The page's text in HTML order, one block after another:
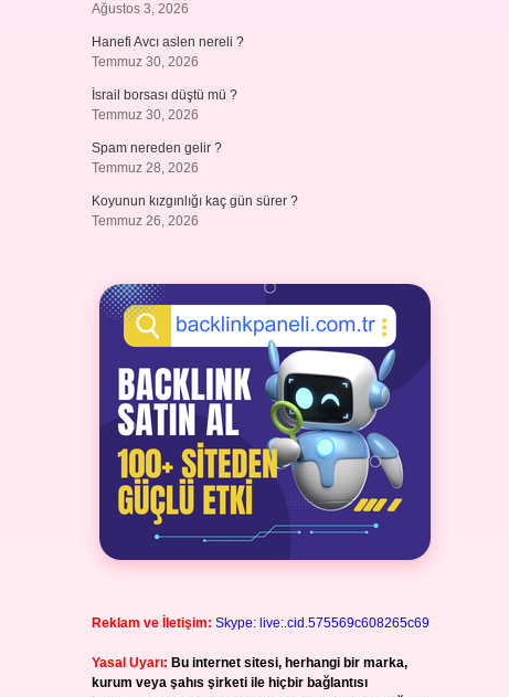
Ağustos 3, 2026
Hanefi Avcı aslen nereli ?
Temmuz 30, 2026
İsrail borsası düştü mü ?
Temmuz 30, 2026
Spam nereden gelir ?
Temmuz 28, 2026
Koyunun kızgınlığı kaç gün sürer ?
Temmuz 26, 2026
Reklam ve İletişim: Skype: live:.cid.575569c608265c69
Yasal Uyarı: Bu internet sitesi, herhangi bir marka,
kurum veya şahıs şirketi ile hiçbir bağlantısı